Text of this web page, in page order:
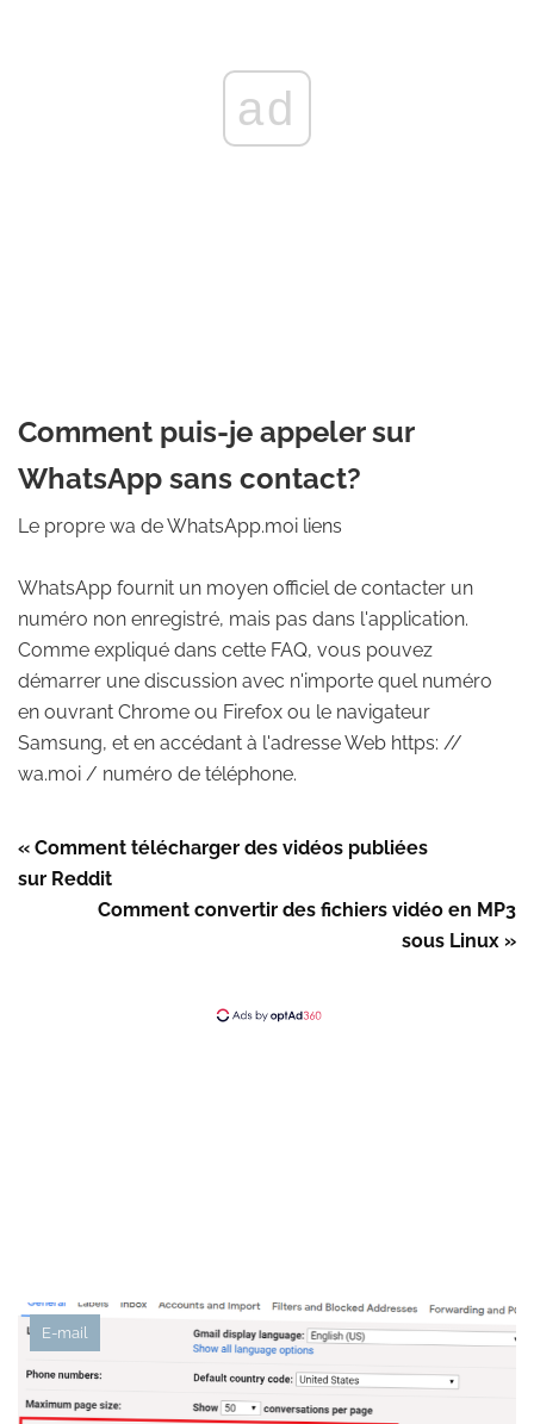
ad
Comment puis-je appeler sur
WhatsApp sans contact?
Le propre wa de WhatsApp.moi liens
WhatsApp fournit un moyen officiel de contacter un
numéro non enregistré, mais pas dans l'application.
Comme expliqué dans cette FAQ, vous pouvez
démarrer une discussion avec n'importe quel numéro
en ouvrant Chrome ou Firefox ou le navigateur
Samsung, et en accédant à l'adresse Web https: //
wa.moi / numéro de téléphone.
« Comment télécharger des vidéos publiées
sur Reddit
Comment convertir des fichiers vidéo en MP3
sous Linux »
E-mail